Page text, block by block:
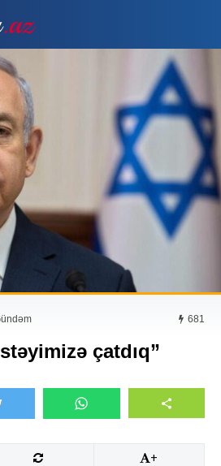
681
çatdıq”
+